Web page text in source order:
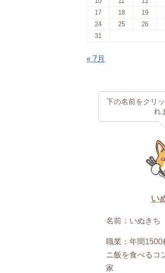
17
18 19
24
25 26
31
« 7月
下の名前をクリ
れ
い
名前：いぬきち
職業：年間
ニ飯を食べるコ
家